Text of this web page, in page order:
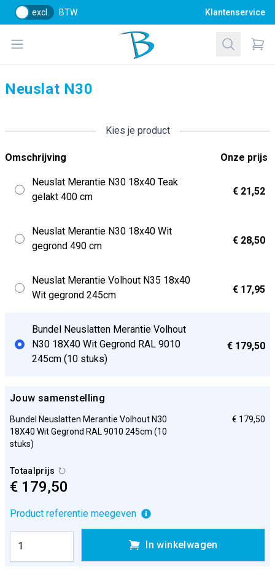
excl. BTW Klantenservice
Open menu
Bol Glascentrum B.V.
Zoeken
Neuslat N30
Kies je product
Omschrijving Onze prijs
Neuslat Merantie N30 18x40 Teak
gelakt 400 cm
€ 21,52
Neuslat Merantie N30 18x40 Wit
gegrond 490 cm
€ 28,50
Neuslat Merantie Volhout N35 18x40
Wit gegrond 245cm
€ 17,95
Bundel Neuslatten Merantie Volhout
N30 18X40 Wit Gegrond RAL 9010
245cm (10 stuks)
€ 179,50
Jouw samenstelling
Bundel Neuslatten Merantie Volhout N30
18X40 Wit Gegrond RAL 9010 245cm (10
stuks)
€ 179,50
Totaalprijs
€ 179,50
Product referentie meegeven
In winkelwagen